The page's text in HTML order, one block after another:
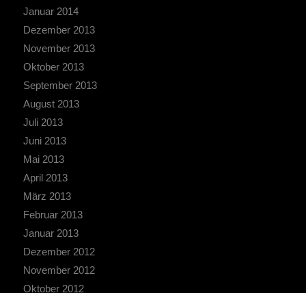
Januar 2014
Dezember 2013
November 2013
Oktober 2013
September 2013
August 2013
Juli 2013
Juni 2013
Mai 2013
April 2013
März 2013
Februar 2013
Januar 2013
Dezember 2012
November 2012
Oktober 2012